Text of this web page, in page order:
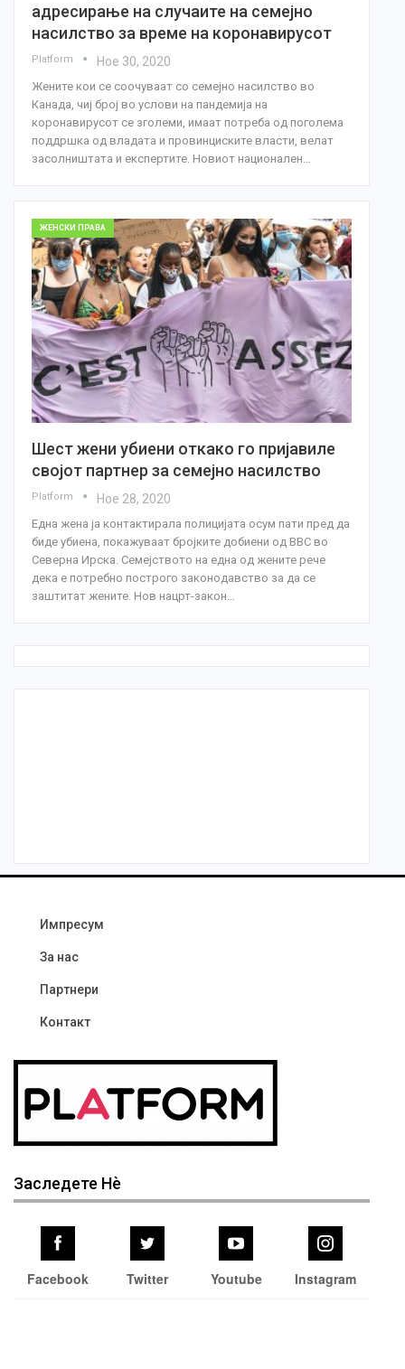
адресирање на случаите на семејно
насилство за време на коронавирусот
Platform Ное 30, 2020
Жените кои се соочуваат со семејно насилство во
Канада, чиј број во услови на пандемија на
коронавирусот се зголеми, имаат потреба од поголема
поддршка од владата и провинциските власти, велат
засолништата и експертите. Новиот национален…
ЖЕНСКИ ПРАВА
Шест жени убиени откако го пријавиле
својот партнер за семејно насилство
Platform Ное 28, 2020
Една жена ја контактирала полицијата осум пати пред да
биде убиена, покажуваат бројките добиени од BBC во
Северна Ирска. Семејството на една од жените рече
дека е потребно построго законодавство за да се
заштитат жените. Нов нацрт-закон…
Импресум
За нас
Партнери
Контакт
Заследете Нѐ
Facebook Twitter Youtube Instagram